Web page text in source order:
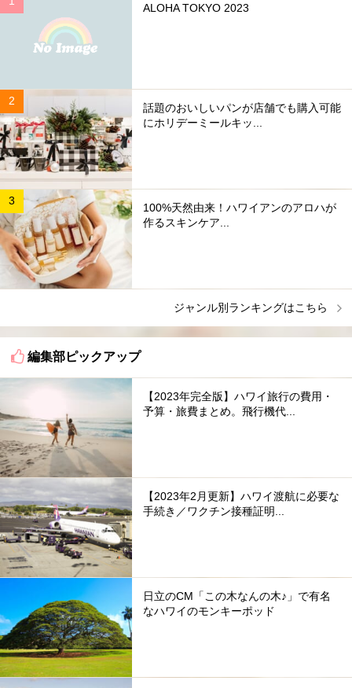
ALOHA TOKYO 2023
話題のおいしいパンが店舗でも購入可能
にホリデーミールキッ...
100%天然由来！ハワイアンのアロハが
作るスキンケア...
ジャンル別ランキングはこちら
編集部ピックアップ
【2023年完全版】ハワイ旅行の費用・
予算・旅費まとめ。飛行機代...
【2023年2月更新】ハワイ渡航に必要な
手続き／ワクチン接種証明...
日立のCM「この木なんの木♪」で有名
なハワイのモンキーポッド